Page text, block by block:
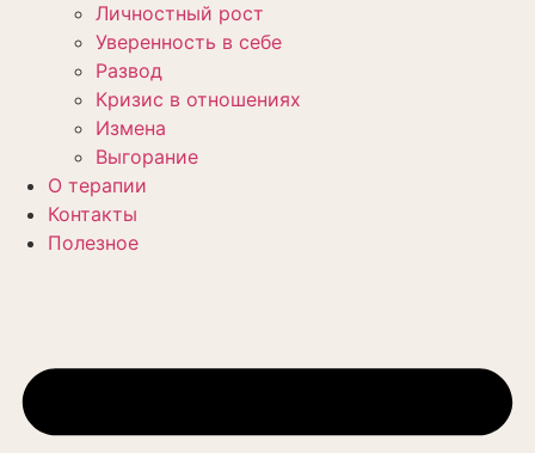
Личностный рост
Уверенность в себе
Развод
Кризис в отношениях
Измена
Выгорание
О терапии
Контакты
Полезное